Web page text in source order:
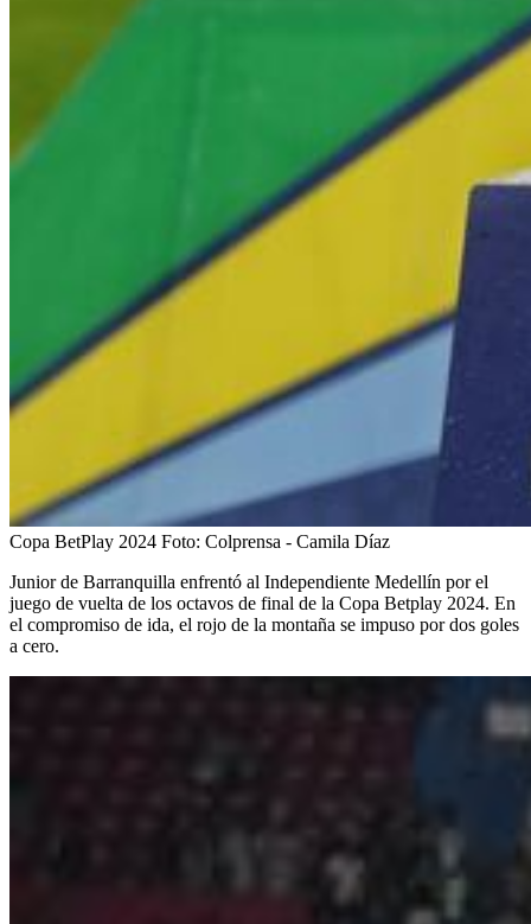
Copa BetPlay 2024 Foto: Colprensa - Camila Díaz
Junior de Barranquilla enfrentó al Independiente Medellín por el
juego de vuelta de los octavos de final de la Copa Betplay 2024. En
el compromiso de ida, el rojo de la montaña se impuso por dos goles
a cero.